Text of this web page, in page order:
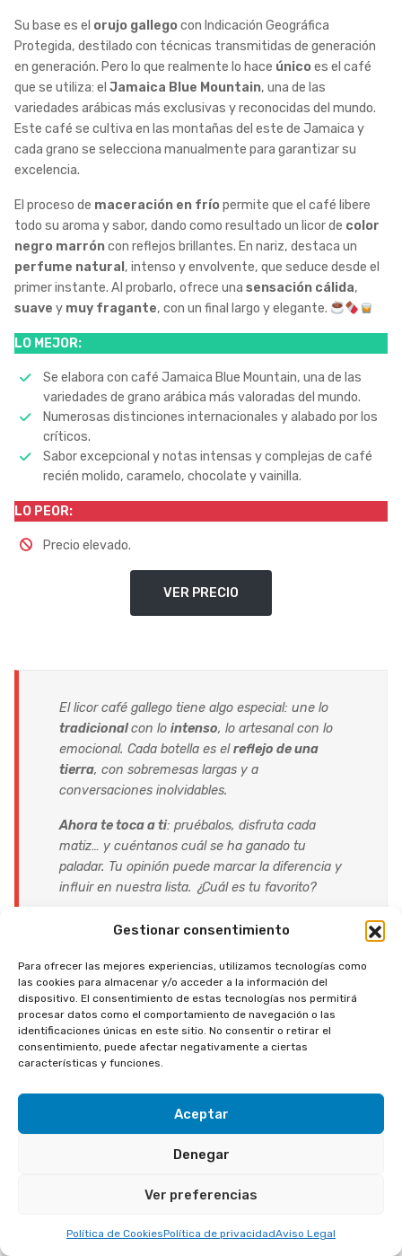
Gestionar consentimiento
Para ofrecer las mejores experiencias, utilizamos tecnologías como
las cookies para almacenar y/o acceder a la información del
dispositivo. El consentimiento de estas tecnologías nos permitirá
procesar datos como el comportamiento de navegación o las
identificaciones únicas en este sitio. No consentir o retirar el
consentimiento, puede afectar negativamente a ciertas
características y funciones.
Aceptar
Denegar
Ver preferencias
Política de CookiesPolítica de privacidadAviso Legal
Su base es el orujo gallegocon Indicación Geográfica
Protegida, destilado con técnicas transmitidas de generación
en generación. Pero lo que realmente lo hace únicoes el café
que se utiliza: el Jamaica Blue Mountain, una de las
variedades arábicas más exclusivas y reconocidas del mundo.
Este café se cultiva en las montañas del este de Jamaica y
cada grano se selecciona manualmente para garantizar su
excelencia.
El proceso de maceración en fríopermite que el café libere
todo su aroma y sabor, dando como resultado un licor de color
negro marróncon reflejos brillantes. En nariz, destaca un
perfume natural , intenso y envolvente, que seduce desde el
primer instante. Al probarlo, ofrece una sensación cálida,
suave y muy fragante, con un final largo y elegante.
LO MEJOR:
Se elabora con café Jamaica Blue Mountain, una de las
variedades de grano arábica más valoradas del mundo.
Numerosas distinciones internacionales y alabado por los
críticos.
Sabor excepcional y notas intensas y complejas de café
recién molido, caramelo, chocolate y vainilla.
LO PEOR:
Precio elevado.
VER PRECIO
El licor café gallego tiene algo especial: une lo
tradicionalcon lo intenso, lo artesanal con lo
emocional. Cada botella es elreflejo de una
tierra, con sobremesas largas y a
conversaciones inolvidables.
Ahora te toca a ti: pruébalos, disfruta cada
matiz… y cuéntanos cuál se ha ganado tu
paladar. Tu opinión puede marcar la diferencia y
influir en nuestra lista. ¿Cuál es tu favorito?
Autor:LuxuryShopWines
¡COMPARTE ESTA ENTRADA!
ENTRADAS RELACIONADAS